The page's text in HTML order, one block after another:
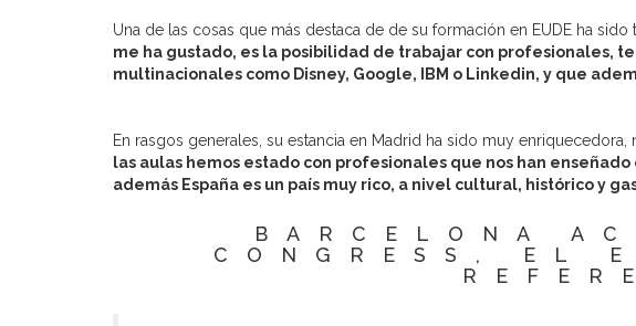
Una de las cosas que más destaca de de su formación en EUDE ha
me ha gustado, es la posibilidad de trabajar con profesionales,
multinacionales como Disney, Google, IBM o Linkedin, y que
En rasgos generales, su estancia en Madrid ha sido muy
las aulas hemos estado con profesionales que nos han
además España es un país muy rico, a nivel cultural, histórico y
BARCELONA
CONGRESS, EL